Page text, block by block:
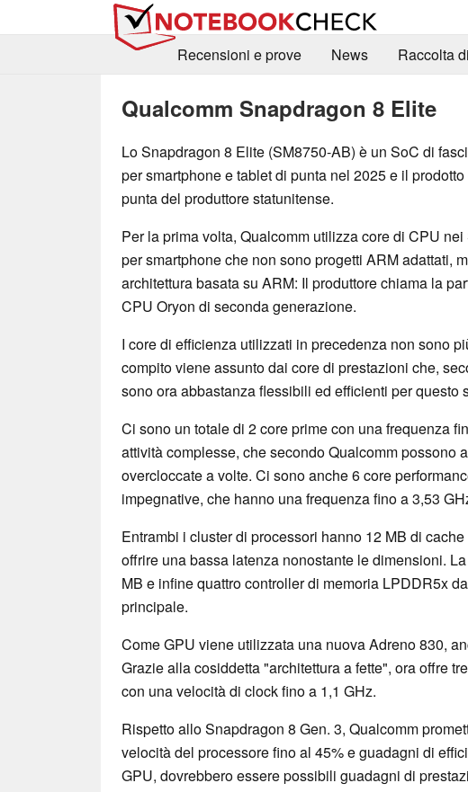
Recensioni e prove
News Raccolta
Qualcomm Snapdragon 8 Elite
Lo Snapdragon 8 Elite (SM8750-AB) è un SoC di
per smartphone e tablet di punta nel 2025 e il prodotto
punta del produttore statunitense.
Per la prima volta, Qualcomm utilizza core di CPU nei
per smartphone che non sono progetti ARM adattati,
architettura basata su ARM: Il produttore chiama la
CPU Oryon di seconda generazione.
I core di efficienza utilizzati in precedenza non sono
compito viene assunto dai core di prestazioni che,
sono ora abbastanza flessibili ed efficienti per questo
Ci sono un totale di 2 core prime con una frequenza
attività complesse, che secondo Qualcomm possono
overcloccate a volte. Ci sono anche 6 core
impegnative, che hanno una frequenza fino a 3,53
Entrambi i cluster di processori hanno 12 MB di
offrire una bassa latenza nonostante le dimensioni.
MB e infine quattro controller di memoria LPDDR5x
principale.
Come GPU viene utilizzata una nuova Adreno 830,
Grazie alla cosiddetta "architettura a fette", ora offre
con una velocità di clock fino a 1,1 GHz.
Rispetto allo Snapdragon 8 Gen. 3, Qualcomm
velocità del processore fino al 45% e guadagni di
GPU, dovrebbero essere possibili guadagni di